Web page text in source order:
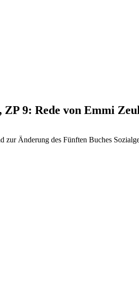
ZP 9: Rede von Emmi
Änderung des Fünften Buches